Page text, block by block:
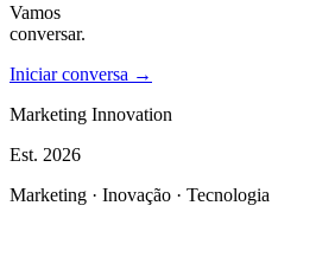
Vamos
conversar.
Iniciar conversa →
Marketing Innovation
Est. 2026
Marketing · Inovação · Tecnologia